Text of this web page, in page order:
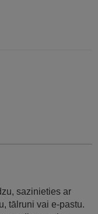
sazinieties ar
tālruni vai e-pastu.